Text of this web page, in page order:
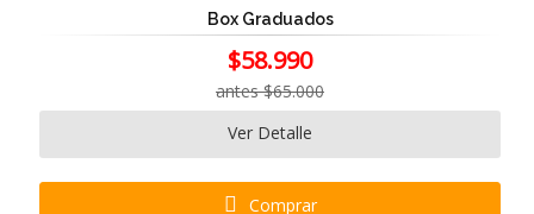
Box Graduados
$58.990
antes $65.000
Ver Detalle
Comprar